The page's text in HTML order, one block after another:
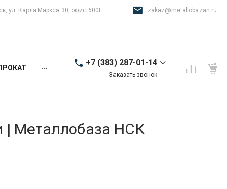
ул. Карла Маркса 30, офис 600Е zakaz@metallobazan.ru
... +7 (383) 287-01-14
9:00-18:00 пн-пт
Заказать звонок
| Металлобаза НСК